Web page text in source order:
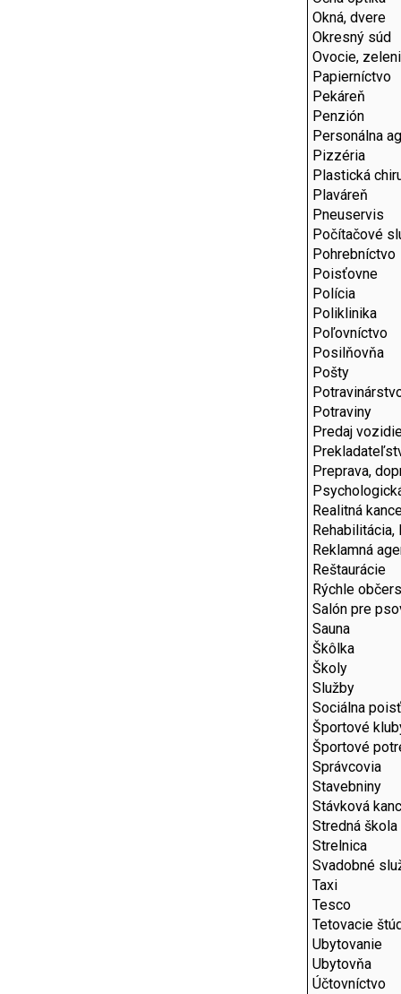
Okná, dvere
Okresný súd
Ovocie,
Papierníctvo
Pekáreň
Penzión
Personálna
Pizzéria
Plastická
Plaváreň
Pneuservis
Počítačové
Pohrebníctvo
Poisťovne
Polícia
Poliklinika
Poľovníctvo
Posilňovňa
Pošty
Potraviny
Predaj
Preprava,
Realitná
Reklamná
Reštaurácie
Rýchle
Salón pre
Sauna
Škôlka
Školy
Služby
Sociálna
Športové
Športové
Správcovia
Stavebniny
Stávková
Stredná škola
Strelnica
Svadobné
Taxi
Tesco
Tetovacie
Ubytovanie
Ubytovňa
Účtovníctvo